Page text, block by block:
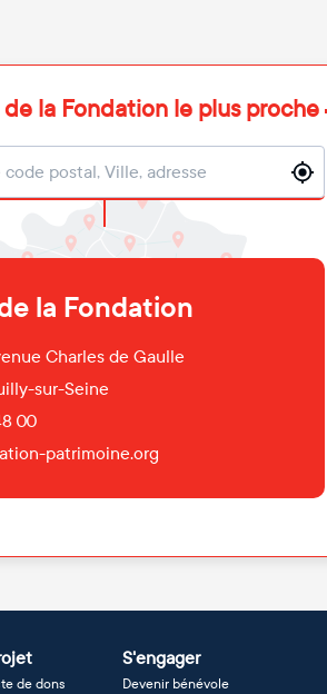
la Fondation le plus proche
la Fondation
Charles de Gaulle
sur-Seine
00
patrimoine.org
de dons
S'engager
Devenir bénévole